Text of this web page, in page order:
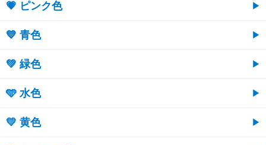
💗 ピンク色
💙 青色
💚 緑色
🩵 水色
💛 黄色